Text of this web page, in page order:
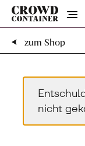
Menu
zum Shop
nicht